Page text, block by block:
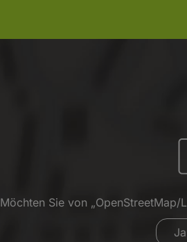
Möchten Sie von
Ja